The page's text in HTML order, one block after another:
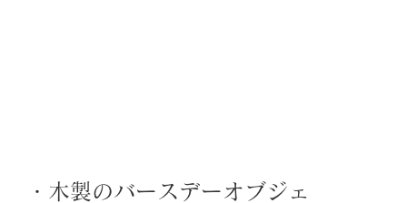
・木製のバースデーオブジェ